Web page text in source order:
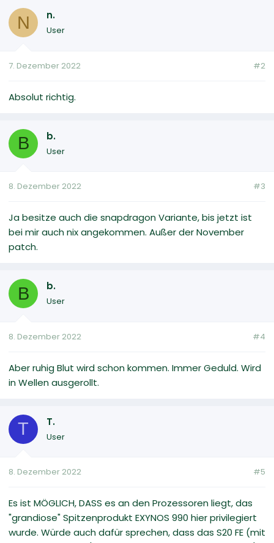
N n.
User
7. Dezember 2022 #2
Absolut richtig.
B b.
User
8. Dezember 2022 #3
Ja besitze auch die snapdragon Variante, bis jetzt ist
bei mir auch nix angekommen. Außer der November
patch.
B b.
User
8. Dezember 2022 #4
Aber ruhig Blut wird schon kommen. Immer Geduld. Wird
in Wellen ausgerollt.
T T.
User
8. Dezember 2022 #5
Es ist MÖGLICH, DASS es an den Prozessoren liegt, das
"grandiose" Spitzenprodukt EXYNOS 990 hier privilegiert
wurde. Würde auch dafür sprechen, dass das S20 FE (mit